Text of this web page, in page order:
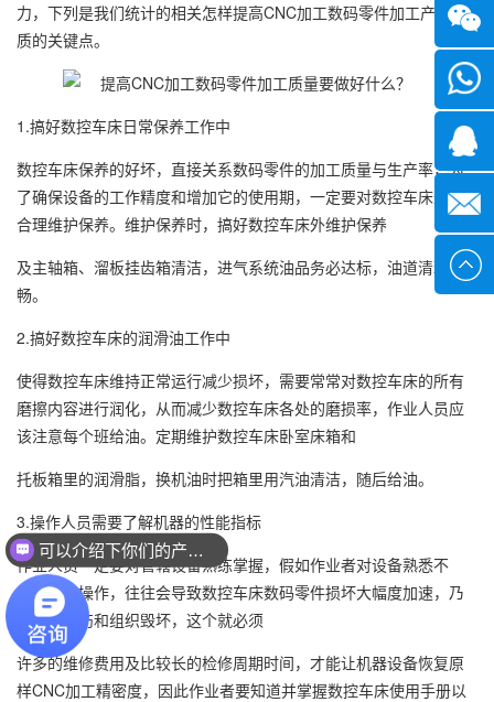
力，下列是我们统计的相关怎样提高CNC加工数码零件加工产品品
质的关键点。
1.搞好数控车床日常保养工作中
数控车床保养的好坏，直接关系数码零件的加工质量与生产率，为
了确保设备的工作精度和增加它的使用期，一定要对数控车床进行
合理维护保养。维护保养时，搞好数控车床外维护保养
及主轴箱、溜板挂齿箱清洁，进气系统油品务必达标，油道清理通
畅。
2.搞好数控车床的润滑油工作中
使得数控车床维持正常运行减少损坏，需要常常对数控车床的所有
磨擦内容进行润化，从而减少数控车床各处的磨损率，作业人员应
该注意每个班给油。定期维护数控车床卧室床箱和
托板箱里的润滑脂，换机油时把箱里用汽油清洁，随后给油。
3.操作人员需要了解机器的性能指标
作业人员一定要对管辖设备熟练掌握，假如作业者对设备熟悉不
足，错误操作，往往会导致数控车床数码零件损坏大幅度加速，乃
至产生研伤和组织毁坏，这个就必须
许多的维修费用及比较长的检修周期时间，才能让机器设备恢复原
样CNC加工精密度，因此作业者要知道并掌握数控车床使用手册以
微信